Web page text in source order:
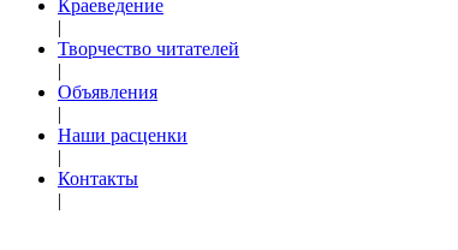
Краеведение
|
Творчество читателей
|
Объявления
|
Наши расценки
|
Контакты
|